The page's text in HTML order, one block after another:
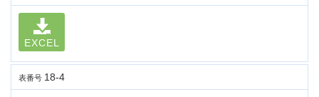
EXCEL
表番号 18-4